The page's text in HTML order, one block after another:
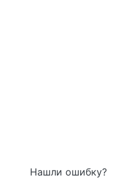
Нашли ошибку?